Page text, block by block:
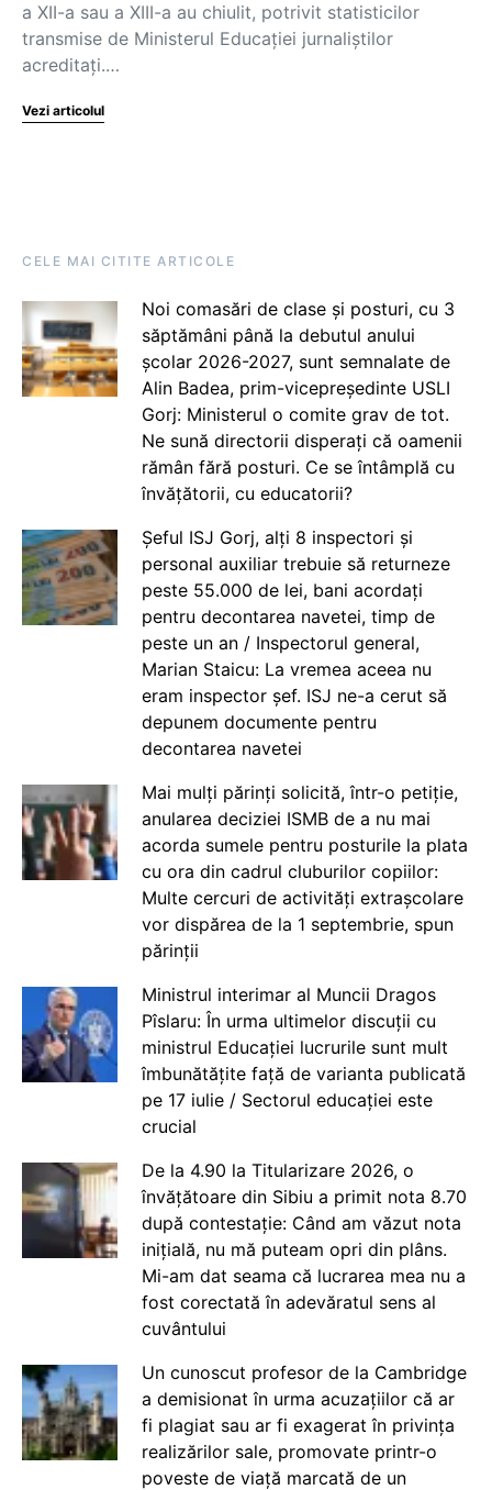
a XII-a sau a XIII-a au chiulit, potrivit statisticilor
transmise de Ministerul Educației jurnaliștilor
acreditați.…
Vezi articolul
CELE MAI CITITE ARTICOLE
Noi comasări de clase și posturi, cu 3
săptămâni până la debutul anului
școlar 2026-2027, sunt semnalate de
Alin Badea, prim-vicepreședinte USLI
Gorj: Ministerul o comite grav de tot.
Ne sună directorii disperați că oamenii
rămân fără posturi. Ce se întâmplă cu
învățătorii, cu educatorii?
Șeful ISJ Gorj, alți 8 inspectori și
personal auxiliar trebuie să returneze
peste 55.000 de lei, bani acordați
pentru decontarea navetei, timp de
peste un an / Inspectorul general,
Marian Staicu: La vremea aceea nu
eram inspector șef. ISJ ne-a cerut să
depunem documente pentru
decontarea navetei
Mai mulți părinți solicită, într-o petiție,
anularea deciziei ISMB de a nu mai
acorda sumele pentru posturile la plata
cu ora din cadrul cluburilor copiilor:
Multe cercuri de activități extrașcolare
vor dispărea de la 1 septembrie, spun
părinții
Ministrul interimar al Muncii Dragos
Pîslaru: În urma ultimelor discuții cu
ministrul Educației lucrurile sunt mult
îmbunătățite față de varianta publicată
pe 17 iulie / Sectorul educației este
crucial
De la 4.90 la Titularizare 2026, o
învățătoare din Sibiu a primit nota 8.70
după contestație: Când am văzut nota
inițială, nu mă puteam opri din plâns.
Mi-am dat seama că lucrarea mea nu a
fost corectată în adevăratul sens al
cuvântului
Un cunoscut profesor de la Cambridge
a demisionat în urma acuzațiilor că ar
fi plagiat sau ar fi exagerat în privința
realizărilor sale, promovate printr-o
poveste de viață marcată de un